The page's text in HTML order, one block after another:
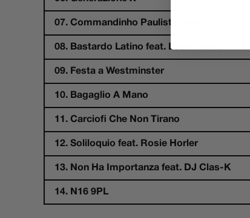
07. Commandinho Paulista (Skit)
08. Bastardo Latino feat. Leon Bueno
09. Festa a Westminster
10. Bagaglio A Mano
11. Carciofi Che Non Tirano
12. Soliloquio feat. Rosie Horler
13. Non Ha Importanza feat. DJ Clas-K
14. N16 9PL